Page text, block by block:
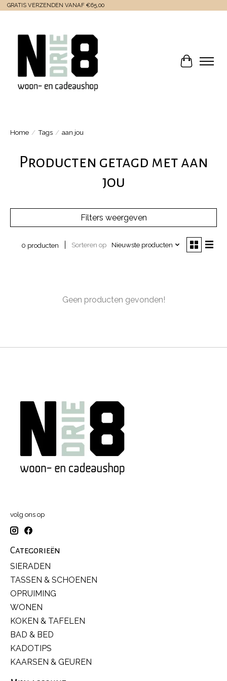
GRATIS VERZENDEN VANAF €65,00
Home / Tags / aan jou
Producten getagd met aan
jou
Filters weergeven
0 producten Sorteren op Nieuwste producten
Geen producten gevonden!
volg ons op
Categorieën
SIERADEN
TASSEN & SCHOENEN
OPRUIMING
WONEN
KOKEN & TAFELEN
BAD & BED
KADOTIPS
KAARSEN & GEUREN